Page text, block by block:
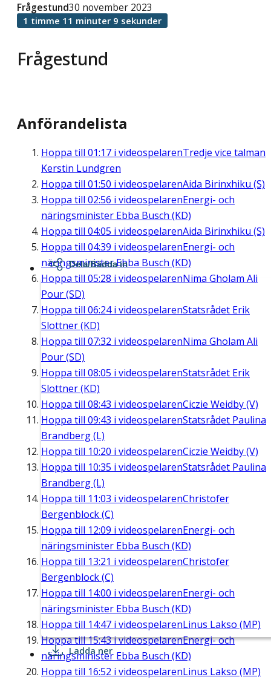
Frågestund
Frågestund30 november 2023
1 timme 11 minuter 9 sekunder
Anförandelista
Hoppa till 01:17 i videospelarenTredje vice talman
Kerstin Lundgren
Hoppa till 01:50 i videospelarenAida Birinxhiku (S)
Hoppa till 02:56 i videospelarenEnergi- och
näringsminister Ebba Busch (KD)
Hoppa till 04:05 i videospelarenAida Birinxhiku (S)
Hoppa till 04:39 i videospelarenEnergi- och
näringsminister Ebba Busch (KD)
Hoppa till 05:28 i videospelarenNima Gholam Ali
Pour (SD)
Hoppa till 06:24i videospelarenStatsrådet Erik
Slottner (KD)
Hoppa till 07:32 i videospelarenNima Gholam Ali
Pour (SD)
Hoppa till 08:05 i videospelarenStatsrådet Erik
Slottner (KD)
Hoppa till 08:43 i videospelarenCiczie Weidby (V)
Hoppa till 09:43 i videospelarenStatsrådet Paulina
Brandberg (L)
Hoppa till 10:20 i videospelarenCiczie Weidby (V)
Hoppa till 10:35 i videospelarenStatsrådet Paulina
Brandberg (L)
Hoppa till 11:03 i videospelarenChristofer
Bergenblock (C)
Hoppa till 12:09 i videospelarenEnergi- och
näringsminister Ebba Busch (KD)
Hoppa till 13:21 i videospelarenChristofer
Bergenblock (C)
Hoppa till 14:00 i videospelarenEnergi- och
näringsminister Ebba Busch (KD)
Hoppa till 14:47 i videospelarenLinus Lakso (MP)
Hoppa till15:43i videospelarenEnergi- och
näringsminister Ebba Busch (KD)
Hoppa till 16:52 i videospelarenLinus Lakso (MP)
Dela/Bädda in
Ladda ner